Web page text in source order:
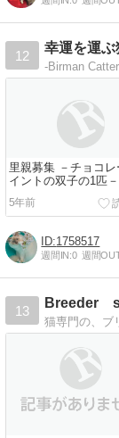
12
幸運を運ぶ
-Birman
里親募集 －チョコレ
イントの双子の1匹－
5年前
1758517
週間IN:0 週間
13
Breeder